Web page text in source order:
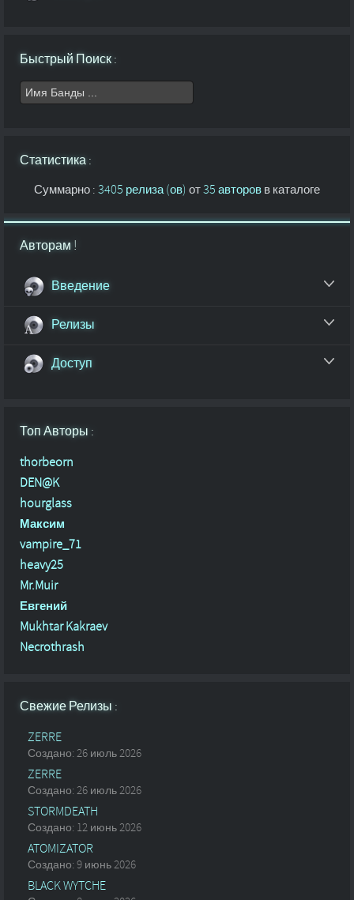
Быстрый Поиск :
Статистика :
Суммарно : 3405 релиза (ов) от35 авторов в каталоге
Авторам !
Введение
Релизы
Доступ
Топ Авторы :
thorbeorn
DEN@K
hourglass
Максим
vampire_71
heavy25
Mr.Muir
Евгений
Mukhtar Kakraev
Necrothrash
Свежие Релизы :
ZERRE
Создано: 26 июль 2026
ZERRE
Создано: 26 июль 2026
STORMDEATH
Создано: 12 июнь 2026
ATOMIZATOR
Создано: 9 июнь 2026
BLACK WYTCHE